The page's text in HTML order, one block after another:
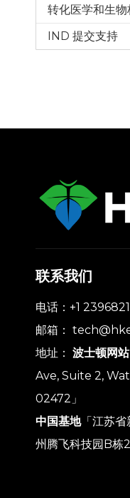
转化医学和生物
IND 提交支持
联系我们
电话：+1
邮箱：
地址： 波士顿网站
Ave, Suite 2,
02472」
中国基地「江苏省
州腾飞科技园B栋